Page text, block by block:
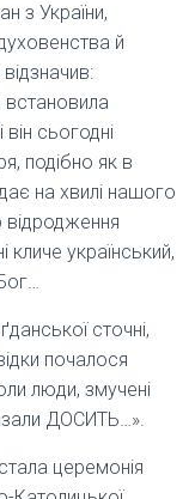
з України,
духовенства й
встановила
сьогодні
подібно як в
на хвилі нашого
кличе український,
сточні,
почалося
люди, змучені
ДОСИТЬ…».
церемонія